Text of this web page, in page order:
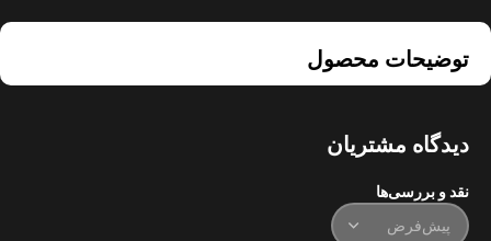
توضیحات محصول
دیدگاه مشتریان
نقد و بررسی‌ها